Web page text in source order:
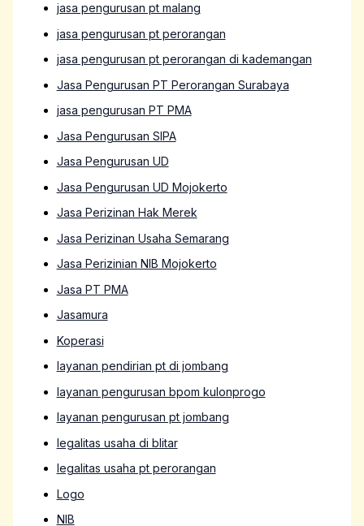
jasa pengurusan pt malang
jasa pengurusan pt perorangan
jasa pengurusan pt perorangan di kademangan
Jasa Pengurusan PT Perorangan Surabaya
jasa pengurusan PT PMA
Jasa Pengurusan SIPA
Jasa Pengurusan UD
Jasa Pengurusan UD Mojokerto
Jasa Perizinan Hak Merek
Jasa Perizinan Usaha Semarang
Jasa Perizinian NIB Mojokerto
Jasa PT PMA
Jasamura
Koperasi
layanan pendirian pt di jombang
layanan pengurusan bpom kulonprogo
layanan pengurusan pt jombang
legalitas usaha di blitar
legalitas usaha pt perorangan
Logo
NIB